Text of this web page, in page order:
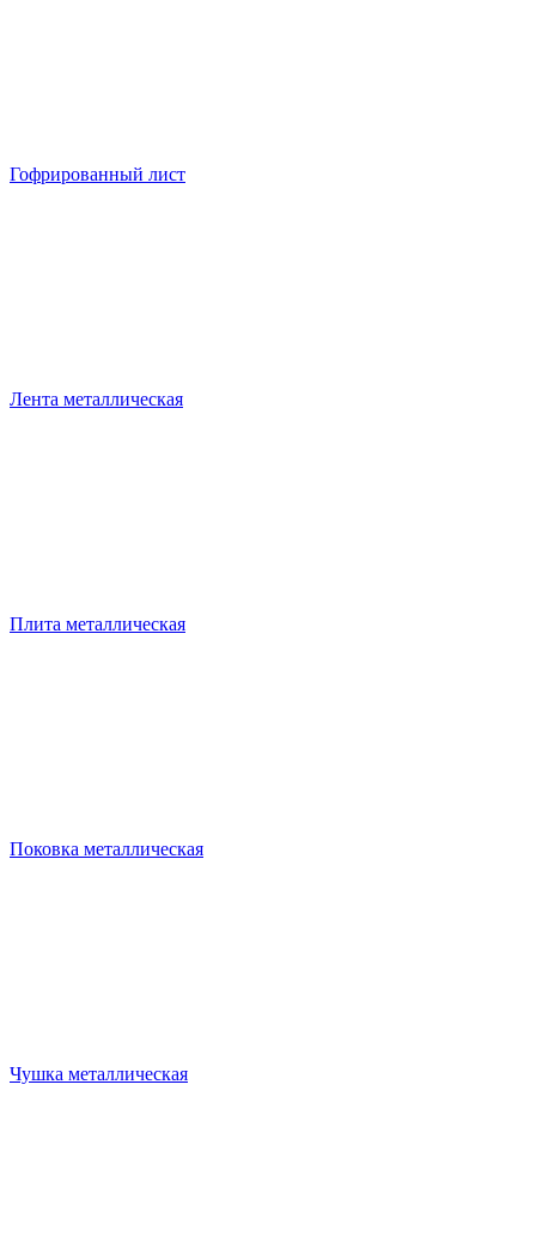
Гофрированный лист
Лента металлическая
Плита металлическая
Поковка металлическая
Чушка металлическая